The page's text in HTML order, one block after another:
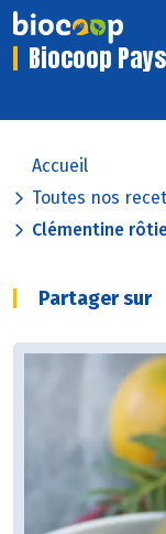
Biocoop
Accueil
Toutes nos
Clémentine
Partager sur